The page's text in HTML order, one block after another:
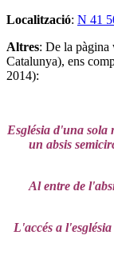
Localització: N 41
Altres: De la pàgina
Catalunya), ens
2014):
Església d'una sola
un absis
Al entre de
L'accés a